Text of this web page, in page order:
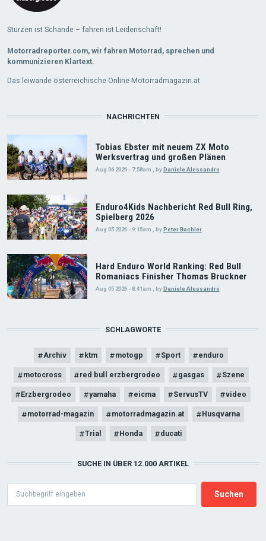
Stürzen ist Schande – fahren ist Leidenschaft!
Motorradreporter.com, wir fahren Motorrad, sprechen und
kommunizieren Klartext.
Das leiwande österreichische Online-Motorradmagazin.at
NACHRICHTEN
Tobias Ebster mit neuem ZX Moto
Werksvertrag und großen Plänen
Aug 06 2026 - 7:58am byDaniele Alessandro
Enduro4Kids Nachbericht Red Bull Ring,
Spielberg 2026
Aug 05 2026 - 9:15am byPeter Bachler
Hard Enduro World Ranking: Red Bull
Romaniacs Finisher Thomas Bruckner
Aug 05 2026 - 8:41am , by Daniele Alessandro
SCHLAGWORTE
Archiv ktm motogp Sport enduro
motocross red bull erzbergrodeo gasgas Szene
Erzbergrodeo yamaha eicma ServusTV video
motorrad-magazin motorradmagazin.at Husqvarna
Trial Honda ducati
SUCHE IN ÜBER 12.000 ARTIKEL